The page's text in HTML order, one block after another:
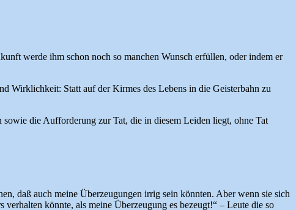
werde ihm schon noch so manchen Wunsch erfüllen, oder indem er
Wirklichkeit: Statt auf der Kirmes des Lebens in die Geisterbahn zu
die Aufforderung zur Tat, die in diesem Leiden liegt, ohne Tat
daß auch meine Überzeugungen irrig sein könnten. Aber wenn sie sich
könnte, als meine Überzeugung es bezeugt!“ – Leute die so